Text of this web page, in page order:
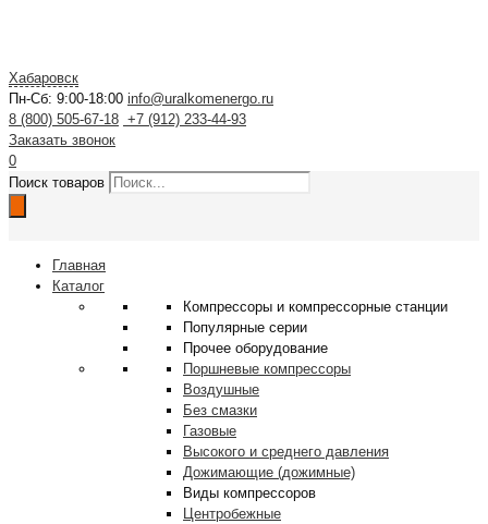
Хабаровск
Пн-Сб: 9:00-18:00 info@uralkomenergo.ru
8 (800) 505-67-18 +7 (912) 233-44-93
Заказать звонок
0
Поиск товаров
Главная
Каталог
Компрессоры и компрессорные станции
Популярные серии
Прочее оборудование
Поршневые компрессоры
Воздушные
Без смазки
Газовые
Высокого и среднего давления
Дожимающие (дожимные)
Виды компрессоров
Центробежные